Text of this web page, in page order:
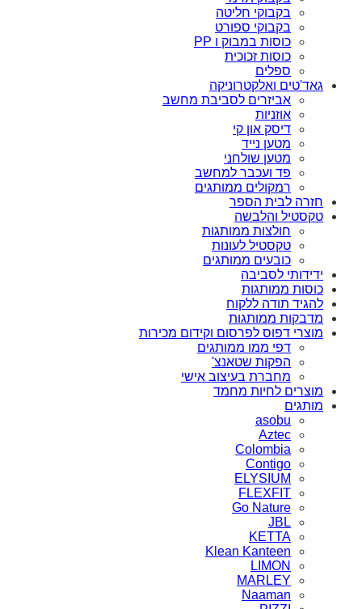
בקבוקי חליטה
בקבוקי ספורט
כוסות במבוק ו PP
כוסות זכוכית
ספלים
גאד'טים ואלקטרוניקה
אביזרים לסביבת מחשב
אוזניות
דיסק און קי
מטען נייד
מטען שולחני
פד ועכבר למחשב
רמקולים ממותגים
חזרה לבית הספר
טקסטיל והלבשה
חולצות ממותגות
טקסטיל לעונות
כובעים ממותגים
ידידותי לסביבה
כוסות ממותגות
להגיד תודה ללקוח
מדבקות ממותגות
מוצרי דפוס לפרסום וקידום מכירות
דפי ממו ממותגים
הפקות שטאנצ'
מחברת בעיצוב אישי
מוצרים לחיות מחמד
מותגים
asobu
Aztec
Colombia
Contigo
ELYSIUM
FLEXFIT
Go Nature
JBL
KETTA
Klean Kanteen
LIMON
MARLEY
Naaman